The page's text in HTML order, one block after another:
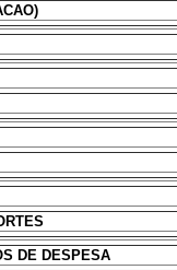
DE DESPESA